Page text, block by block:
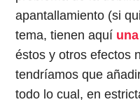
apantallamiento (si
tema, tienen aquí
éstos y otros efectos
tendríamos que
todo lo cual, en